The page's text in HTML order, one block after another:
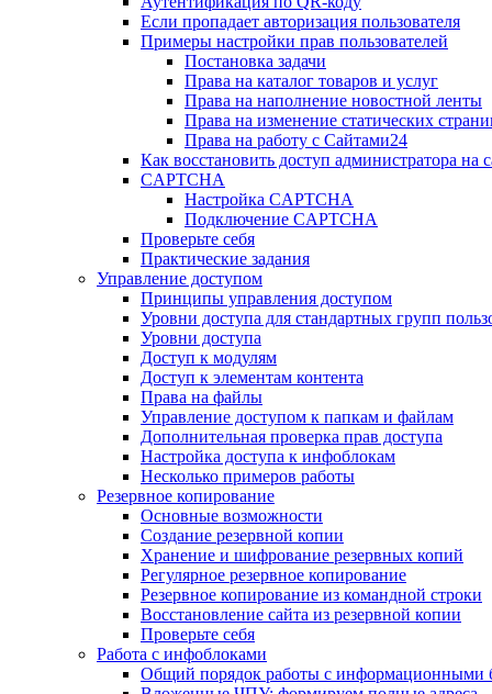
Если пропадает авторизация пользователя
Примеры настройки прав пользователей
Постановка задачи
Права на каталог товаров и услуг
Права на наполнение новостной ленты
Права на изменение статических
Права на работу с Сайтами24
Как восстановить доступ администратора на
CAPTCHA
Настройка CAPTCHA
Подключение CAPTCHA
Проверьте себя
Практические задания
Управление доступом
Принципы управления доступом
Уровни доступа для стандартных групп
Уровни доступа
Доступ к модулям
Доступ к элементам контента
Права на файлы
Управление доступом к папкам и файлам
Дополнительная проверка прав доступа
Настройка доступа к инфоблокам
Несколько примеров работы
Резервное копирование
Основные возможности
Создание резервной копии
Хранение и шифрование резервных копий
Регулярное резервное копирование
Резервное копирование из командной строки
Восстановление сайта из резервной копии
Проверьте себя
Работа с инфоблоками
Общий порядок работы с информационными